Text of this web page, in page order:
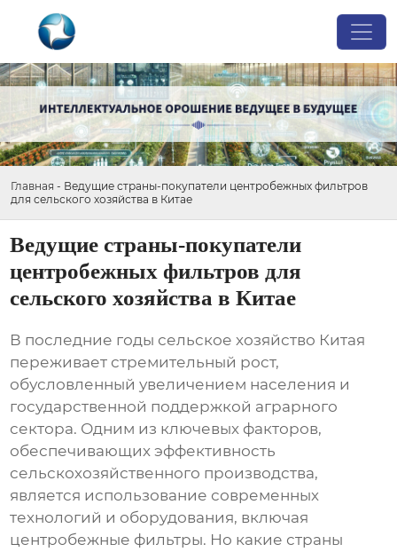
Главная - Ведущие страны-покупатели центробежных фильтров
для сельского хозяйства в Китае
Ведущие страны-покупатели
центробежных фильтров для
сельского хозяйства в Китае
В последние годы сельское хозяйство Китая
переживает стремительный рост,
обусловленный увеличением населения и
государственной поддержкой аграрного
сектора. Одним из ключевых факторов,
обеспечивающих эффективность
сельскохозяйственного производства,
является использование современных
технологий и оборудования, включая
центробежные фильтры. Но какие страны